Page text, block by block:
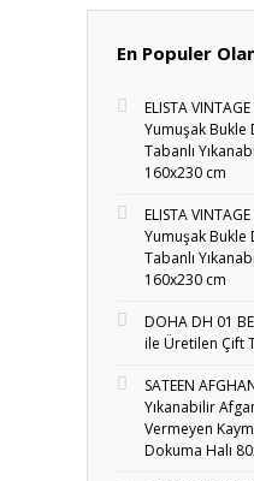
En Populer
ELISTA
Yumuşak Bukle
Tabanlı
160x230 cm
ELISTA
Yumuşak Bukle
Tabanlı
160x230 cm
DOHA DH 01
ile Üretilen Çift
SATEEN
Yıkanabilir
Vermeyen
Dokuma Halı